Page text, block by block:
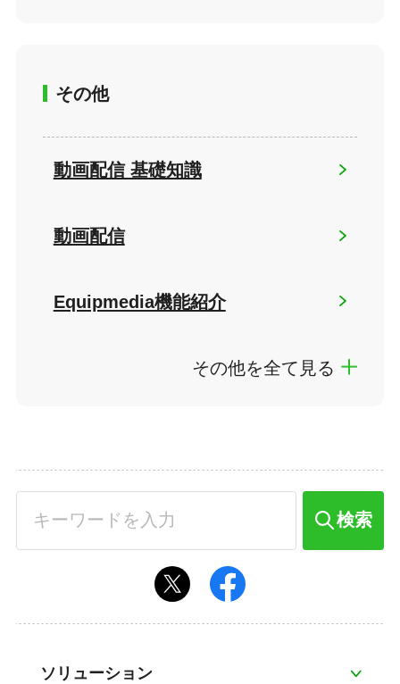
その他
動画配信 基礎知識
動画配信
Equipmedia機能紹介
その他を全て見る
検索
ソリューション